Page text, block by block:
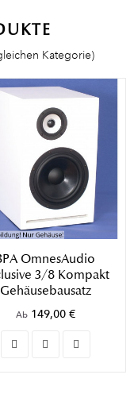
Kategorie)
OmnesAudio
3/8 Kompakt
Gehäusebausatz
Ab 149,00 €